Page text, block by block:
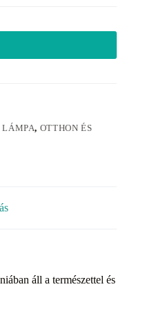
, OTTHON ÉS
áll a természettel és